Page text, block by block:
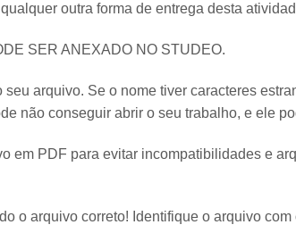
outra forma de entrega desta
SER ANEXADO NO STUDEO.
arquivo. Se o nome tiver caracteres
não conseguir abrir o seu trabalho, e ele
em PDF para evitar incompatibilidades e
o arquivo correto! Identifique o arquivo